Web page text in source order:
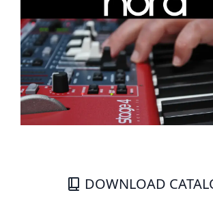
DOWNLOAD